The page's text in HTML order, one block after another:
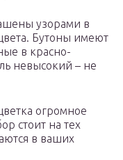
узорами в
Бутоны имеют
в красно-
невысокий – не
огромное
стоит на тех
в ваших